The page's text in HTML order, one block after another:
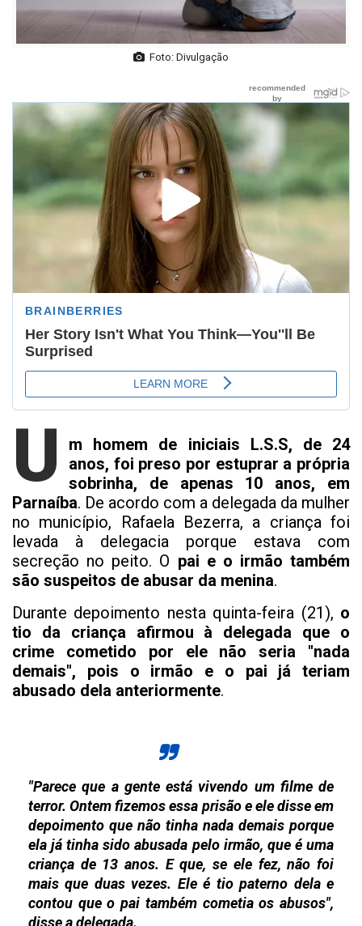
Foto: Divulgação
U
m homem de iniciais L.S.S, de 24
anos, foi preso por estuprar a própria
sobrinha, de apenas 10 anos, em
Parnaíba. De acordo com a delegada da mulher
no município, Rafaela Bezerra, a criança foi
levada à delegacia porque estava com
secreção no peito. O pai e o irmão também
são suspeitos de abusar da menina.
Durante depoimento nesta quinta-feira (21), o
tio da criança afirmou à delegada que o
crime cometido por ele não seria "nada
demais", pois o irmão e o pai já teriam
abusado dela anteriormente.
"Parece que a gente está vivendo um filme de
terror. Ontem fizemos essa prisão e ele disse em
depoimento que não tinha nada demais porque
ela já tinha sido abusada pelo irmão, que é uma
criança de 13 anos. E que, se ele fez, não foi
mais que duas vezes. Ele é tio paterno dela e
contou que o pai também cometia os abusos",
disse a delegada.